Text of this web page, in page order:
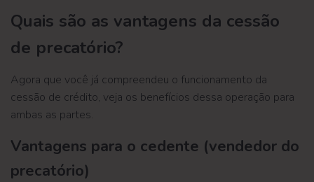
Quais são as vantagens da cessão
de precatório?
Agora que você já compreendeu o funcionamento da
cessão de crédito, veja os benefícios dessa operação para
ambas as partes.
Vantagens para o cedente (vendedor do
precatório)